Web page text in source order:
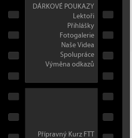
DÁRKOVÉ POUKAZY
Lektoři
Přihlášky
Fotogalerie
Naše Videa
Spolupráce
Výměna odkazů
Přípravný Kurz FTT